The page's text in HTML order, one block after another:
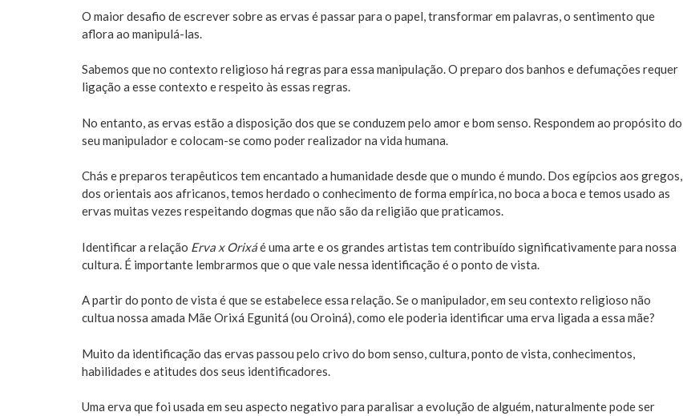
O maior desafio de escrever sobre as ervas é passar para o papel, transformar em palavras, o sentimento que
aflora ao manipulá-las.
Sabemos que no contexto religioso há regras para essa manipulação. O preparo dos banhos e defumações requer
ligação a esse contexto e respeito às essas regras.
No entanto, as ervas estão a disposição dos que se conduzem pelo amor e bom senso. Respondem ao propósito do
seu manipulador e colocam-se como poder realizador na vida humana.
Chás e preparos terapêuticos tem encantado a humanidade desde que o mundo é mundo. Dos egípcios aos gregos,
dos orientais aos africanos, temos herdado o conhecimento de forma empírica, no boca a boca e temos usado as
ervas muitas vezes respeitando dogmas que não são da religião que praticamos.
Identificar a relação Erva x Orixáé uma arte e os grandes artistas tem contribuído significativamente para nossa
cultura. É importante lembrarmos que o que vale nessa identificação é o ponto de vista.
A partir do ponto de vista é que se estabelece essa relação. Se o manipulador, em seu contexto religioso não
cultua nossa amada Mãe Orixá Egunitá (ou Oroiná), como ele poderia identificar uma erva ligada a essa mãe?
Muito da identificação das ervas passou pelo crivo do bom senso, cultura, ponto de vista, conhecimentos,
habilidades e atitudes dos seus identificadores.
Uma erva que foi usada em seu aspecto negativo para paralisar a evolução de alguém, naturalmente pode ser